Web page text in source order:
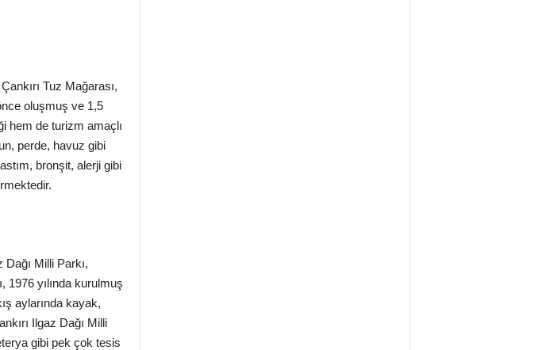
Tuz Mağarası,
oluşmuş ve 1,5
hem de turizm amaçlı
perde, havuz gibi
bronşit, alerji gibi
Dağı Milli Parkı,
1976 yılında kurulmuş
aylarında kayak,
Ilgaz Dağı Milli
gibi pek çok tesis